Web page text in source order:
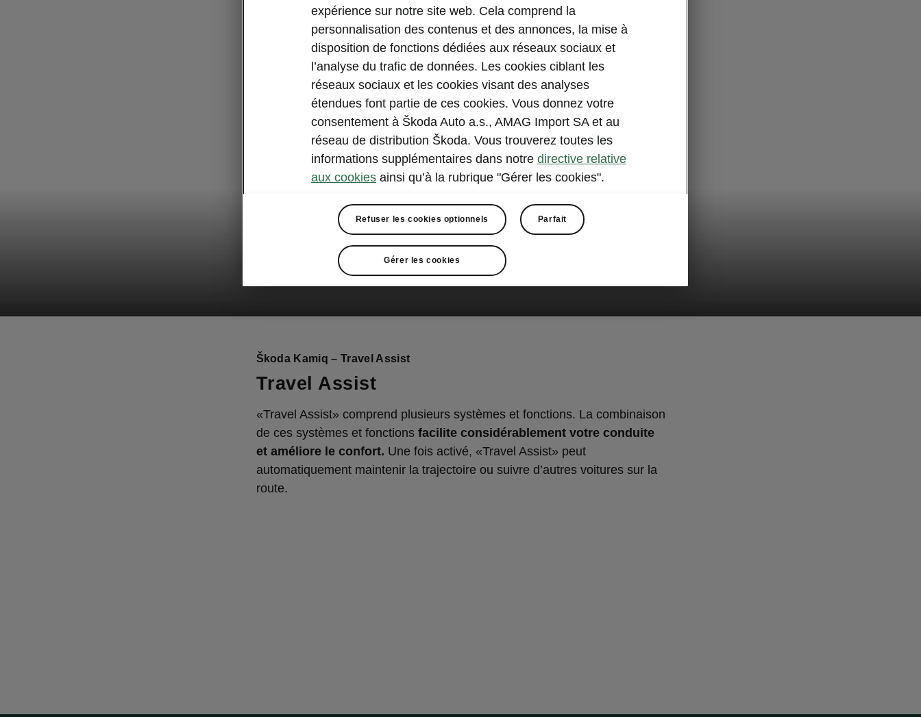
Škoda Kamiq – Travel Assist
Travel Assist
«Travel Assist» comprend plusieurs systèmes et fonctions. La combinaison
de ces systèmes et fonctions facilite considérablement votre conduite
et améliore le confort. Une fois activé, «Travel Assist» peut
automatiquement maintenir la trajectoire ou suivre d’autres voitures sur la
route.
expérience sur notre site web. Cela comprend la
personnalisation des contenus et des annonces, la mise à
disposition de fonctions dédiées aux réseaux sociaux et
l’analyse du trafic de données. Les cookies ciblant les
réseaux sociaux et les cookies visant des analyses
étendues font partie de ces cookies. Vous donnez votre
consentement à Škoda Auto a.s., AMAG Import SA et au
réseau de distribution Škoda. Vous trouverez toutes les
informations supplémentaires dans notre directive relative
aux cookies ainsi qu’à la rubrique "Gérer les cookies".
Refuser les cookies optionnels Parfait
Gérer les cookies